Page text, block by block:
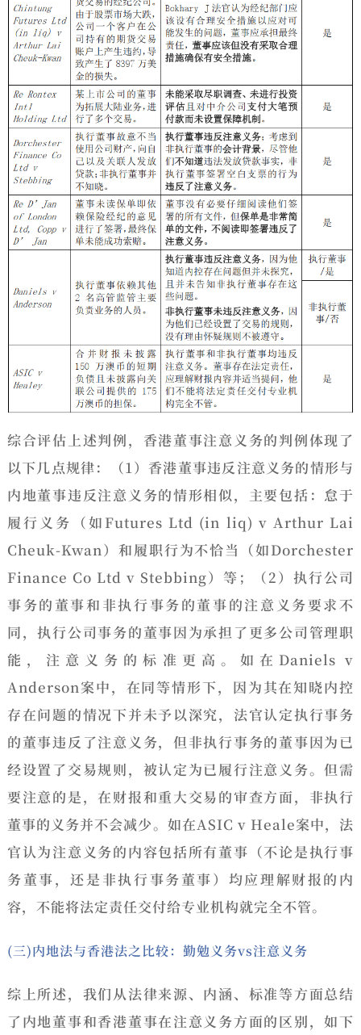
综合评估上述判例，香港董事注意义务的判例体现了
以下几点规律：
（1） 香港董事违反注意义务的情形与
内地董事违反注意义务的情形相似，主要包括：怠于
履行义务（如Futures Ltd (in liq) v Arthur Lai
Cheuk-Kwan）和履职行为不恰当（如Dorchester
Finance Co Ltd v Stebbing）等；
（2）执行公司
事务的董事和非执行事务的董事的注意义务要求不
同，执行公司事务的董事因为承担了更多公司管理职
能，注意义务的标准更高。 如在Daniels v
Anderson案中，在同等情形下，因为其在知晓内控
存在问题的情况下并未予以深究，法官认定执行事务
的董事违反了注意义务，但非执行事务的董事因为已
经设置了交易规则，被认定为已履行注意义务。但需
要注意的是，在财报和重大交易的审查方面，非执行
董事的义务并不会减少。如在ASIC v Heale案中，法
官认为注意义务的内容包括所有董事（不论是执行事
务董事，还是非执行事务董事）均应理解财报的内
容，不能将法定责任交付给专业机构就完全不管。
(三)内地法与香港法之比较：勤勉义务vs注意义务
综上所述，我们从法律来源、内涵、标准等方面总结
了内地董事和香港董事在注意义务方面的区别，如下